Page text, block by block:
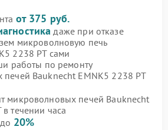
от 375 руб.
даже при отказе
микроволновую печь
2238 PT сами
работы по ремонту
Bauknecht EMNK5 2238 PT
микроволновых печей Bauknecht
течении часа
20%